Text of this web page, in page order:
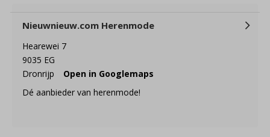
Nieuwnieuw.com Herenmode
Hearewei 7
9035 EG
Dronrijp
Open in Googlemaps
Dé aanbieder van herenmode!